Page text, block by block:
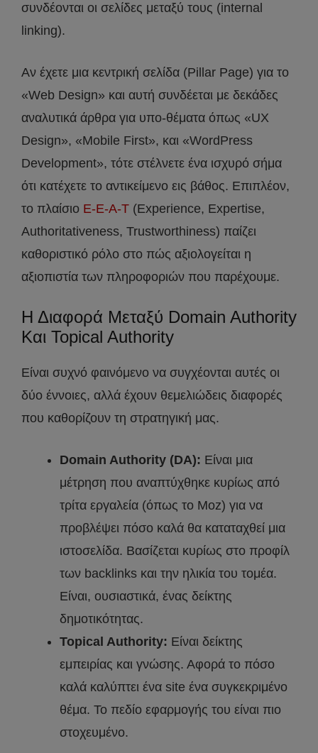
συνδέονται οι σελίδες μεταξύ τους (internal
linking).
Αν έχετε μια κεντρική σελίδα (Pillar Page) για το
«Web Design» και αυτή συνδέεται με δεκάδες
αναλυτικά άρθρα για υπο-θέματα όπως «UX
Design», «Mobile First», και «WordPress
Development», τότε στέλνετε ένα ισχυρό σήμα
ότι κατέχετε το αντικείμενο εις βάθος. Επιπλέον,
το πλαίσιο E-E-A-T (Experience, Expertise,
Authoritativeness, Trustworthiness) παίζει
καθοριστικό ρόλο στο πώς αξιολογείται η
αξιοπιστία των πληροφοριών που παρέχουμε.
Η Διαφορά Μεταξύ Domain Authority
Και Topical Authority
Είναι συχνό φαινόμενο να συγχέονται αυτές οι
δύο έννοιες, αλλά έχουν θεμελιώδεις διαφορές
που καθορίζουν τη στρατηγική μας.
Domain Authority (DA): Είναι μια
μέτρηση που αναπτύχθηκε κυρίως από
τρίτα εργαλεία (όπως το Moz) για να
προβλέψει πόσο καλά θα καταταχθεί μια
ιστοσελίδα. Βασίζεται κυρίως στο προφίλ
των backlinks και την ηλικία του τομέα.
Είναι, ουσιαστικά, ένας δείκτης
δημοτικότητας.
Topical Authority: Είναι δείκτης
εμπειρίας και γνώσης. Αφορά το πόσο
καλά καλύπτει ένα site ένα συγκεκριμένο
θέμα. Το πεδίο εφαρμογής του είναι πιο
στοχευμένο.